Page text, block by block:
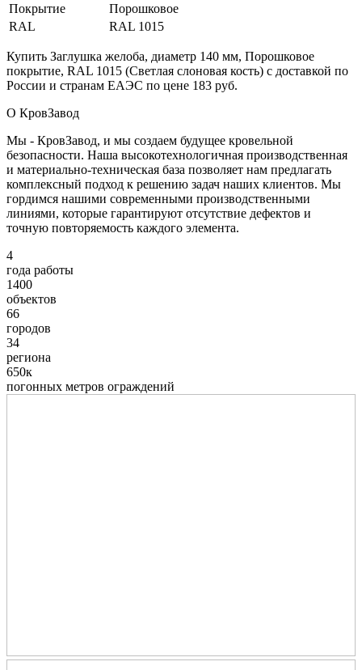
Покрытие
Порошковое
RAL
RAL 1015
Купить Заглушка желоба, диаметр 140 мм, Порошковое
покрытие, RAL 1015 (Светлая слоновая кость) с доставкой по
России и странам ЕАЭС по цене 183 руб.
О КровЗавод
Мы - КровЗавод, и мы создаем будущее кровельной
безопасности. Наша высокотехнологичная производственная
и материально-техническая база позволяет нам предлагать
комплексный подход к решению задач наших клиентов. Мы
гордимся нашими современными производственными
линиями, которые гарантируют отсутствие дефектов и
точную повторяемость каждого элемента.
4
года работы
1400
объектов
66
городов
34
региона
650к
погонных метров ограждений